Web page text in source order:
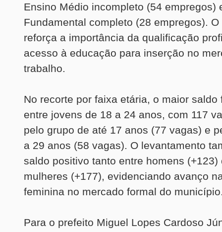
Ensino Médio incompleto (54 empregos)
Fundamental completo (28 empregos).
reforça a importância da qualificação
acesso à educação para inserção no
trabalho.
No recorte por faixa etária, o maior saldo
entre jovens de 18 a 24 anos, com 117
pelo grupo de até 17 anos (77 vagas) e
a 29 anos (58 vagas). O levantamento
saldo positivo tanto entre homens (+123)
mulheres (+177), evidenciando avanço
feminina no mercado formal do
Para o prefeito Miguel Lopes Cardoso